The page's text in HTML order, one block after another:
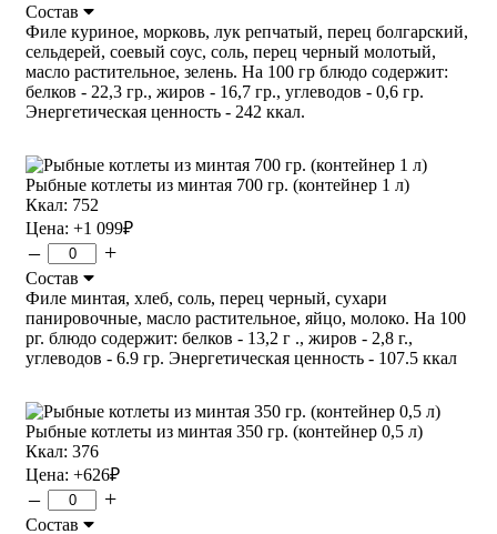
Состав
Филе куриное, морковь, лук репчатый, перец болгарский,
сельдерей, соевый соус, соль, перец черный молотый,
масло растительное, зелень. На 100 гр блюдо содержит:
белков - 22,3 гр., жиров - 16,7 гр., углеводов - 0,6 гр.
Энергетическая ценность - 242 ккал.
Рыбные котлеты из минтая 700 гр. (контейнер 1 л)
Ккал: 752
Цена: +1 099₽
– +
Состав
Филе минтая, хлеб, соль, перец черный, сухари
панировочные, масло растительное, яйцо, молоко. На 100
рг. блюдо содержит: белков - 13,2 г ., жиров - 2,8 г.,
углеводов - 6.9 гр. Энергетическая ценность - 107.5 ккал
Рыбные котлеты из минтая 350 гр. (контейнер 0,5 л)
Ккал: 376
Цена: +626₽
– +
Состав